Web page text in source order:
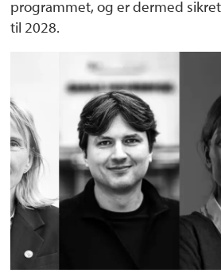
programmet, og er dermed
til 2028.